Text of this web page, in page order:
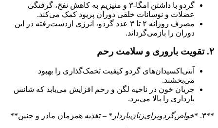
گردو با داشتن امگا‑۳ و منیزیم به کاهش نفخ، گرفتگی
عضلات و نوسانات خلقی دوران پریود کمک می‌کند.
مصرف روزانه ۲ تا ۳ عدد گردو، انرژی ازدست‌رفته در این
دوران را بازمی‌گرداند.
۲. تقویت باروری و سلامت رحم
آنتی‌اکسیدان‌های گردو کیفیت تخمک‌گذاری را بهبود
می‌بخشند.
جریان خون در ناحیه لگن و رحم افزایش می‌یابد که شانس
بارداری را بالا می‌برد.
**۳. * خواص‌گردو‌برای‌زنان‌باردار * – تغذیه همزمان مادر و جنین**